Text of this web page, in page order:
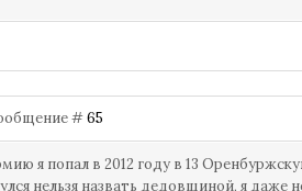
#65
я попал в 2012 году в 13
нельзя назвать дедовщиной, я даже